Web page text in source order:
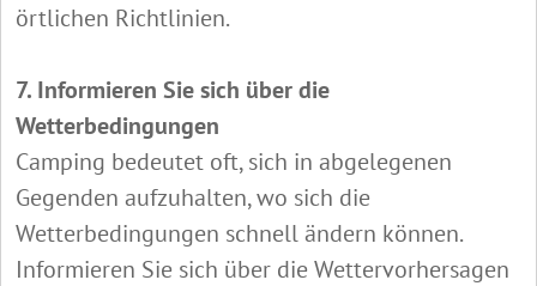
örtlichen Richtlinien.
7. Informieren Sie sich über die
Wetterbedingungen
Camping bedeutet oft, sich in abgelegenen
Gegenden aufzuhalten, wo sich die
Wetterbedingungen schnell ändern können.
Informieren Sie sich über die Wettervorhersagen